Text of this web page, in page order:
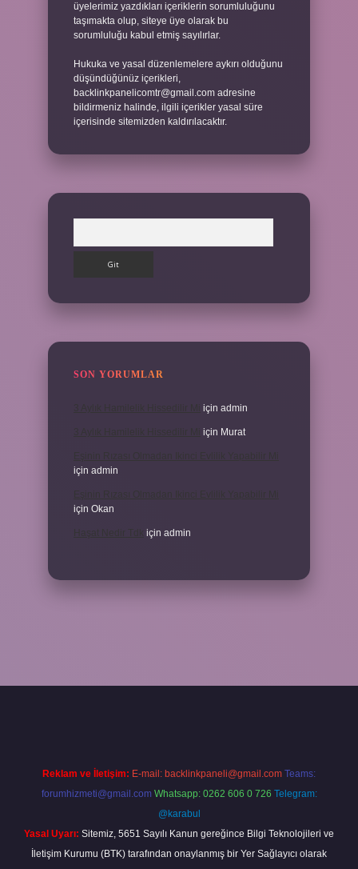
üyelerimiz yazdıkları içeriklerin sorumluluğunu
taşımakta olup, siteye üye olarak bu
sorumluluğu kabul etmiş sayılırlar.
Hukuka ve yasal düzenlemelere aykırı olduğunu
düşündüğünüz içerikleri,
backlinkpanelicomtr@gmail.com adresine
bildirmeniz halinde, ilgili içerikler yasal süre
içerisinde sitemizden kaldırılacaktır.
SON YORUMLAR
için admin
için Murat
için admin
için Okan
için admin
Reklam ve İletişim: E-mail: backlinkpaneli@gmail.com Teams:
forumhizmeti@gmail.com Whatsapp: 0262 606 0 726 Telegram:
@karabul
Yasal Uyarı: Sitemiz, 5651 Sayılı Kanun gereğince Bilgi Teknolojileri ve
İletişim Kurumu (BTK) tarafından onaylanmış bir Yer Sağlayıcı olarak